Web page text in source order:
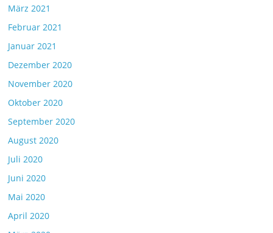
März 2021
Februar 2021
Januar 2021
Dezember 2020
November 2020
Oktober 2020
September 2020
August 2020
Juli 2020
Juni 2020
Mai 2020
April 2020